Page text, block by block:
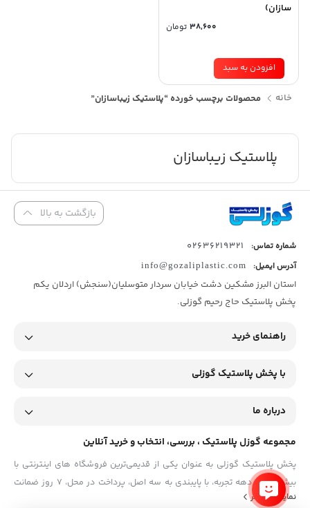
سازان)
تومان
افزودن به سبد
خانه محصولات برچسب خورده “پلاستیک زیباسازان”
پلاستیک زیباسازان
بازگشت به بالا
شماره تماس: 02636219321
آدرس ایمیل: info@gozaliplastic.com
استان البرز مشکین دشت خیابان سردار متوسلیان(سنجش) اردلان یکم
پخش پلاستیک حاج رحیم گوزلی.
راهنمای خرید
با پخش پلاستیک گوزلی
درباره ما
مجموعه گوزل پلاستیک ، بررسی، انتخاب و خرید آنلاین
پخش پلاستیک گوزلی به عنوان یکی از قدیمی‌ترین فروشگاه های اینترنتی با
بیش از یک دهه تجربه، با پایبندی به سه اصل، پرداخت در محل، ۷ روز ضمانت
بازگشت کالا و تضمین اصل‌بودن کالا موفق شده تا همگام با فروشگاه‌های
نمایش بیشتر